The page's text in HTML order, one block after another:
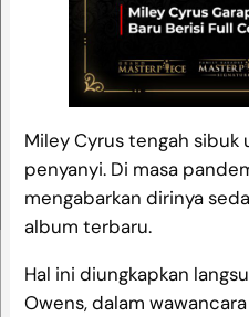
Miley Cyrus tengah
penyanyi. Di masa
mengabarkan dirinya
album terbaru.
Hal ini diungkapkan
Owens, dalam